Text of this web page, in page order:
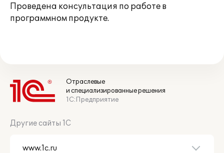
Проведена консультация по работе в
программном продукте.
Отраслевые
и специализированные решения
1С:Предприятие
Другие сайты 1С